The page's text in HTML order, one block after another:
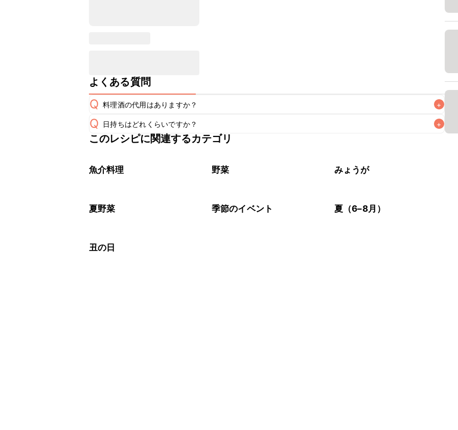
よくある質問
Q 料理酒の代用はありますか？ +
A
Q 日持ちはどれくらいですか？ +
保存期間は冷蔵で当日中が目安です。なるべくお早めにお召し上がりください。
※日持ちは目安です。
このレシピに関連するカテゴリ
魚介料理 野菜 みょうが
夏野菜 季節のイベント 夏（6–8月）
丑の日